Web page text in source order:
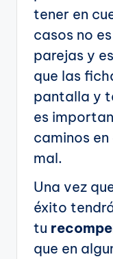
tener en
casos no
parejas y
que las
pantalla y
es
caminos
mal.
Una vez
éxito
tu
que en